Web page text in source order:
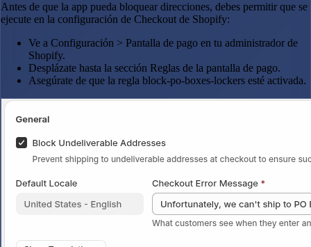
Antes de que la app pueda bloquear direcciones, debes permitir que se
ejecute en la configuración de Checkout de Shopify:
Ve a Configuración > Pantalla de pago en tu administrador de
Shopify.
Desplázate hasta la sección Reglas de la pantalla de pago.
Asegúrate de que la regla block-po-boxes-lockers esté activada.